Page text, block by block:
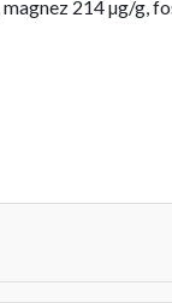
214 µg/g,